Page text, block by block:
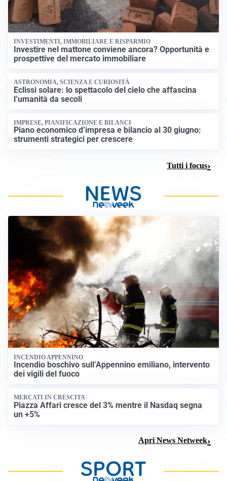
INVESTIMENTI, IMMOBILIARE E RISPARMIO
Investire nel mattone conviene ancora? Opportunità e
prospettive del mercato immobiliare
ASTRONOMIA, SCIENZA E CURIOSITÀ
Eclissi solare: lo spettacolo del cielo che affascina
l’umanità da secoli
IMPRESE, PIANIFICAZIONE E BILANCI
Piano economico d’impresa e bilancio al 30 giugno:
strumenti strategici per crescere
Tutti i focus
INCENDIO APPENNINO
Incendio boschivo sull’Appennino emiliano, intervento
dei vigili del fuoco
MERCATI IN CRESCITA
Piazza Affari cresce del 3% mentre il Nasdaq segna
un +5%
Apri News Netweek